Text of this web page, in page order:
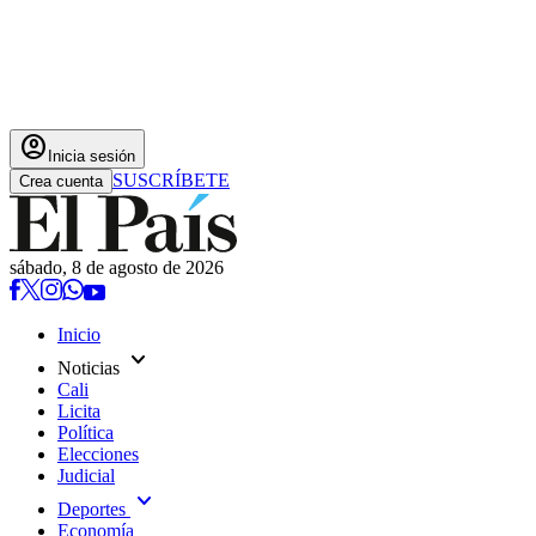
account_circle Inicia sesión
Crea cuenta SUSCRÍBETE
sábado, 8 de agosto de 2026
Inicio
Noticias expand_more
Cali
Licita
Política
Elecciones
Judicial
Deportes expand_more
Economía